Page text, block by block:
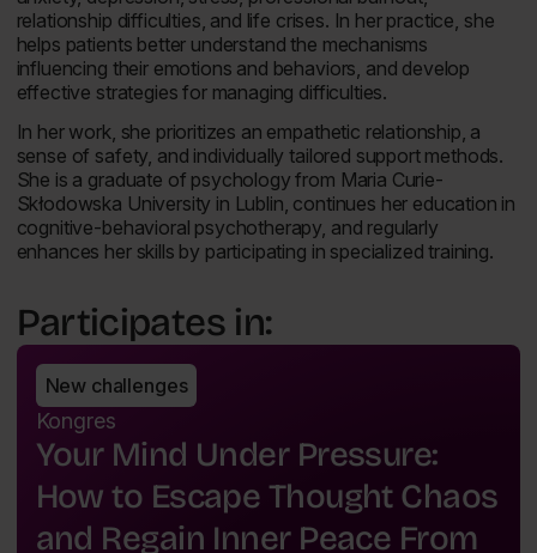
relationship difficulties, and life crises. In her practice, she
helps patients better understand the mechanisms
influencing their emotions and behaviors, and develop
effective strategies for managing difficulties.
In her work, she prioritizes an empathetic relationship, a
sense of safety, and individually tailored support methods.
She is a graduate of psychology from Maria Curie-
Skłodowska University in Lublin, continues her education in
cognitive-behavioral psychotherapy, and regularly
enhances her skills by participating in specialized training.
Participates in:
New challenges
Kongres
Your Mind Under Pressure:
How to Escape Thought Chaos
and Regain Inner Peace From